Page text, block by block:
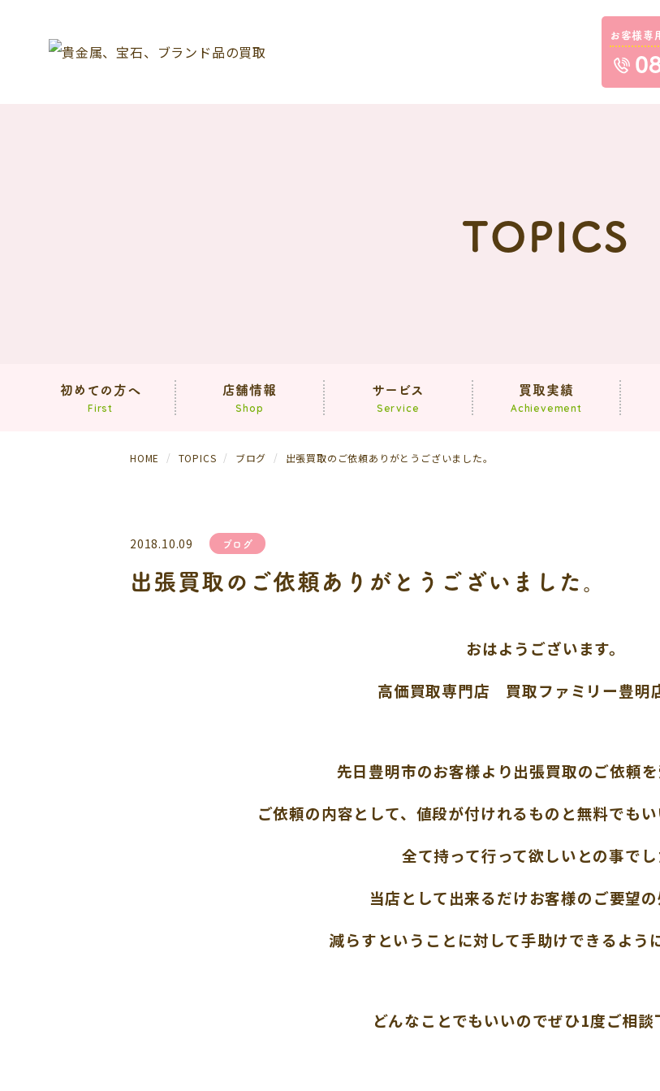
お客様専
TOPICS
初めての方へ
First
店舗情報
Shop
サービス
Service
買取
買取実績
Achievement
HOME TOPICS ブログ 出張買取のご依頼ありがとうございました。
2018.10.09 ブログ
出張買取のご依頼ありがとうございました。
おはようございます。
高価買取専門店 買取ファミリー豊明店
先日豊明市のお客様より出張買取のご依頼を
ご依頼の内容として、値段が付けれるものと無料でも
全て持って行って欲しいとの事でし
当店として出来るだけお客様のご要望
減らすということに対して手助けできるよう
どんなことでもいいのでぜひ1度ご相談